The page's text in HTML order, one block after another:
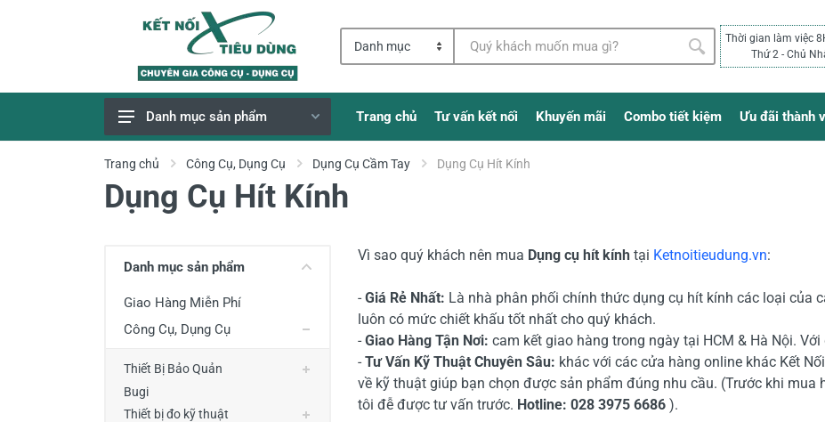
Thời gian làm việc
Thứ 2 - Chủ
Giao Hàng Miễn Phí
Công Cụ, Dụng Cụ
Thiết Bị Đo Điện
Danh mục sản phẩm Trang chủ Tư vấn kết nối Khuyến mãi Combo tiết kiệm Ưu đãi thành
Trang chủ Công Cụ, Dụng Cụ Dụng Cụ Cầm Tay Dụng Cụ Hít Kính
Dụng Cụ Hít Kính
Danh mục sản phẩm
Giao Hàng Miễn Phí
Công Cụ, Dụng Cụ
Thiết Bị Bảo Quản
Bugi
Thiết bị đo kỹ thuật
Vì sao quý khách nên mua Dụng cụ hít kính tại Ketnoitieudung.vn:
- Giá Rẻ Nhất: Là nhà phân phối chính thức dụng cụ hít kính các loại của
luôn có mức chiết khấu tốt nhất cho quý khách.
- Giao Hàng Tận Nơi: cam kết giao hàng trong ngày tại HCM & Hà Nội.
- Tư Vấn Kỹ Thuật Chuyên Sâu: khác với các cửa hàng online khác Kết
về kỹ thuật giúp bạn chọn được sản phẩm đúng nhu cầu. (Trước khi mua
tôi đễ được tư vấn trước. Hotline: 028 3975 6686 ).